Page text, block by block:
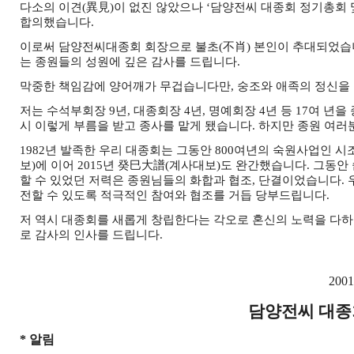
다소의 이견(異見)이 없진 않았으나 ‘담양전씨 대종회 정기총회
합의했습니다.
이로써 담양전씨대종회 회장으로 불초(不肖) 본인이 추대되었
는 종원들의 성원에 깊은 감사를 드립니다.
막중한 책임감에 양어깨가 무겁습니다만, 숭조와 애족의 정신
저는 수석부회장 9년 , 대종회장 4년 , 명예회장 4년 등 17여 년을
시 이렇게 부름을 받고 종사를 맡게 됐습니다. 하지만 종원 여러
1982년 발족한 우리 대종회는 그동안 800여년의 숙원사업인 시
보)에 이어 2015년 癸巳大譜(계사대보)도 완간했습니다. 그동안
할 수 있었던 저력은 종원님들의 화합과 협조, 단결이었습니다.
전할 수 있도록 적극적인 참여와 협조를 거듭 당부드립니다.
저 역시 대종회를 새롭게 창립한다는 각오로 혼신의 노력을 다
로 감사의 인사를 드립니다.
담양전씨 대
* 알림